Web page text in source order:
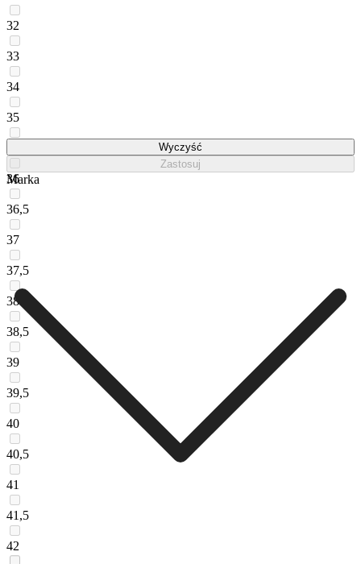
32
33
34
35
36
36,5
37
37,5
38
38,5
39
39,5
40
40,5
41
41,5
42
Wyczyść
Zastosuj
Marka